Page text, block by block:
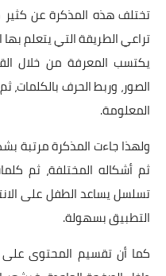
تختلف هذه المذكرة عن كثير
تراعي الطريقة التي يتعلم
يكتسب المعرفة من خلال
الصور، وربط الحرف
المعلومة.
ولهذا جاءت المذكرة مرتبة
ثم أشكاله المختلفة، ثم
تسلسل يساعد الطفل على
التطبيق بسهولة.
كما أن تقسيم المحتوى